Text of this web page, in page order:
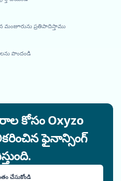
మంజూరును ప్రతిపాదిస్తాము
పొందండి
కోసం Oxyzo
ఫైనాన్సింగ్
చేసుకోండి